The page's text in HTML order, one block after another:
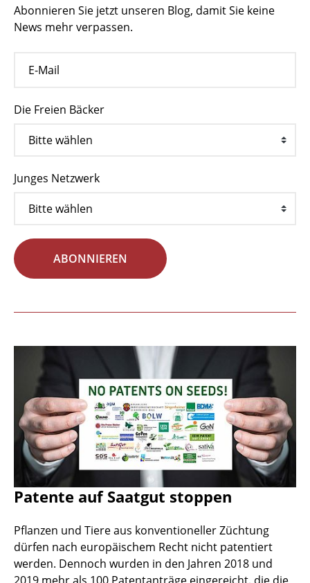
Abonnieren Sie jetzt unseren Blog, damit Sie keine
News mehr verpassen.
Die Freien Bäcker
Junges Netzwerk
ABONNIEREN
Patente auf Saatgut stoppen
Pflanzen und Tiere aus konventioneller Züchtung
dürfen nach europäischem Recht nicht patentiert
werden. Dennoch wurden in den Jahren 2018 und